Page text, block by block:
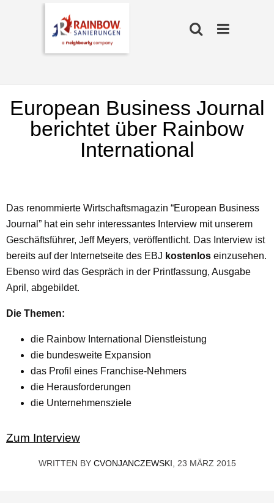
European Business Journal
berichtet über Rainbow
International
Das renommierte Wirtschaftsmagazin “European Business
Journal” hat ein sehr interessantes Interview mit unserem
Geschäftsführer, Jeff Meyers, veröffentlicht. Das Interview ist
bereits auf der Internetseite des EBJ kostenlos einzusehen.
Ebenso wird das Gespräch in der Printfassung, Ausgabe
April, abgebildet.
Die Themen:
die Rainbow International Dienstleistung
die bundesweite Expansion
das Profil eines Franchise-Nehmers
die Herausforderungen
die Unternehmensziele
Zum Interview
WRITTEN BY CVONJANCZEWSKI , 23 MÄRZ 2015